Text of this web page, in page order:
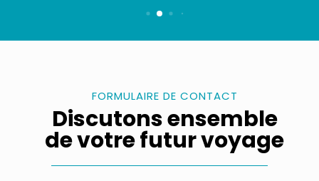
FORMULAIRE DE CONTACT
Discutons ensemble
de votre futur voyage